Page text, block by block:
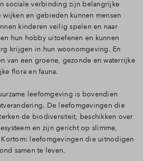
sociale verbinding zijn belangrijke
wijken en gebieden kunnen mensen
kinderen veilig spelen en naar
hun hobby uitoefenen en kunnen
krijgen in hun woonomgeving. En
van een groene, gezonde en waterrijke
flora en fauna.
leefomgeving is bovendien
De leefomgevingen die
de biodiversiteit, beschikken over
en zijn gericht op slimme,
leefomgevingen die uitnodigen
samen te leven.